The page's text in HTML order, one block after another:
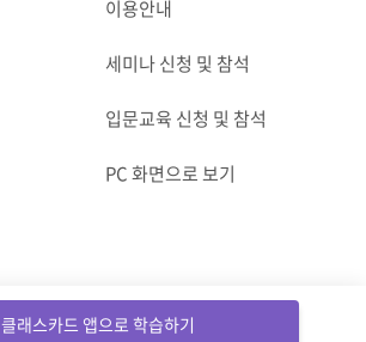
클래스카드 앱으로 학습하기
이용안내
세미나 신청 및 참석
입문교육 신청 및 참석
PC 화면으로 보기
ⓒCLASSCARD. All Rights reserved.